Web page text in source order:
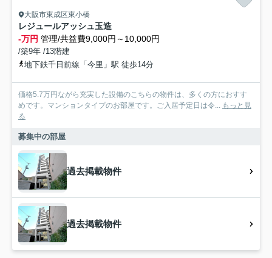
大阪市東成区東小橋
レジュールアッシュ玉造
-万円 管理/共益費9,000円～10,000円
/築9年 /13階建
地下鉄千日前線「今里」駅 徒歩14分
価格5.7万円ながら充実した設備のこちらの物件は、多くの方におすす
めです。マンションタイプのお部屋です。ご入居予定日は令... もっと見
る
募集中の部屋
過去掲載物件
過去掲載物件